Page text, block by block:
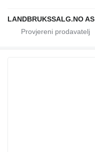
LANDBRUKSSALG.NO AS